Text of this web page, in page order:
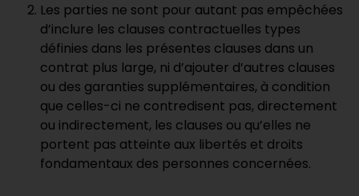
Les parties ne sont pour autant pas empêchées
d’inclure les clauses contractuelles types
définies dans les présentes clauses dans un
contrat plus large, ni d’ajouter d’autres clauses
ou des garanties supplémentaires, à condition
que celles-ci ne contredisent pas, directement
ou indirectement, les clauses ou qu’elles ne
portent pas atteinte aux libertés et droits
fondamentaux des personnes concernées.